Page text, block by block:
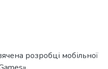
розробці мобільної